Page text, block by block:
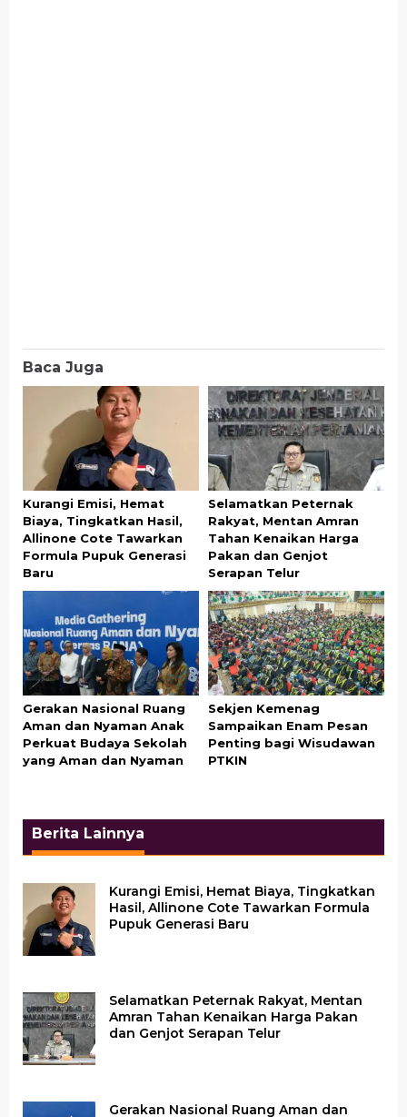
Baca Juga
Kurangi Emisi, Hemat
Biaya, Tingkatkan Hasil,
Allinone Cote Tawarkan
Formula Pupuk Generasi
Baru
Selamatkan Peternak
Rakyat, Mentan Amran
Tahan Kenaikan Harga
Pakan dan Genjot
Serapan Telur
Gerakan Nasional Ruang
Aman dan Nyaman Anak
Perkuat Budaya Sekolah
yang Aman dan Nyaman
Sekjen Kemenag
Sampaikan Enam Pesan
Penting bagi Wisudawan
PTKIN
Berita Lainnya
Kurangi Emisi, Hemat Biaya, Tingkatkan
Hasil, Allinone Cote Tawarkan Formula
Pupuk Generasi Baru
Selamatkan Peternak Rakyat, Mentan
Amran Tahan Kenaikan Harga Pakan
dan Genjot Serapan Telur
Gerakan Nasional Ruang Aman dan